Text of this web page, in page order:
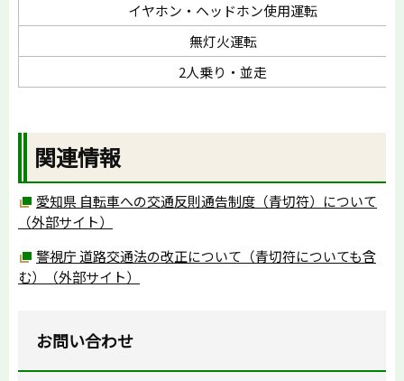
イヤホン・ヘッドホン使用運転
無灯火運転
2人乗り・並走
関連情報
愛知県 自転車への交通反則通告制度（青切符）について
（外部サイト）
警視庁 道路交通法の改正について（青切符についても含
む）（外部サイト）
お問い合わせ